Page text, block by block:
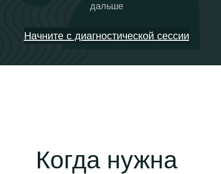
дальше
Начните с диагностической сессии
Когда нужна